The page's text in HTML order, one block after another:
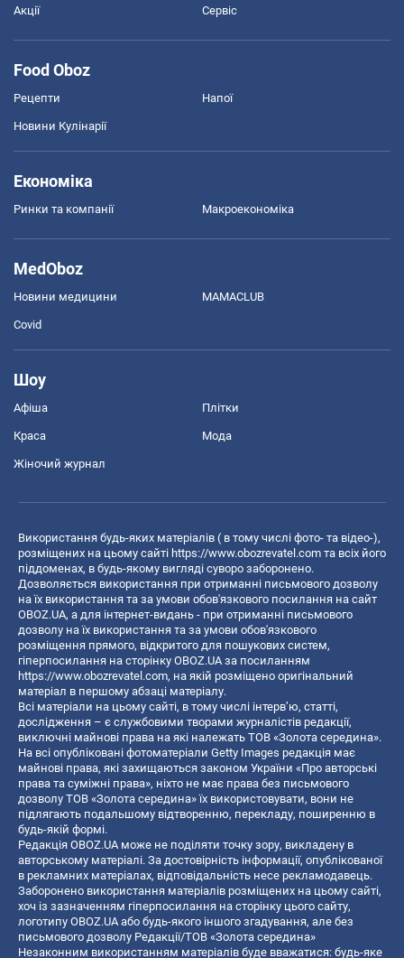
Акції Сервіс
Food Oboz
Рецепти Напої
Новини Кулінарії
Економіка
Ринки та компанії Макроекономіка
MedOboz
Новини медицини MAMACLUB
Covid
Шоу
Афіша Плітки
Краса Мода
Жіночий журнал
Використання будь-яких матеріалів ( в тому числі фото- та відео-),
розміщених на цьому сайті https://www.obozrevatel.com та всіх його
піддоменах, в будь-якому вигляді суворо заборонено.
Дозволяється використання при отриманні письмового дозволу
на їх використання та за умови обов'язкового посилання на сайт
OBOZ.UA, а для інтернет-видань - при отриманні письмового
дозволу на їх використання та за умови обов'язкового
розміщення прямого, відкритого для пошукових систем,
гіперпосилання на сторінку OBOZ.UA за посиланням
https://www.obozrevatel.com, на якій розміщено оригінальний
матеріал в першому абзаці матеріалу.
Всі матеріали на цьому сайті, в тому числі інтерв’ю, статті,
дослідження – є службовими творами журналістів редакції,
виключні майнові права на які належать ТОВ «Золота середина».
На всі опубліковані фотоматеріали Getty Images редакція має
майнові права, які захищаються законом України «Про авторські
права та суміжні права», ніхто не має права без письмового
дозволу ТОВ «Золота середина» їх використовувати, вони не
підлягають подальшому відтворенню, перекладу, поширенню в
будь-якій формі.
Редакція OBOZ.UA може не поділяти точку зору, викладену в
авторському матеріалі. За достовірність інформації, опублікованої
в рекламних матеріалах, відповідальність несе рекламодавець.
Заборонено використання матеріалів розміщених на цьому сайті,
хоч із зазначенням гіперпосилання на сторінку цього сайту,
логотипу OBOZ.UA або будь-якого іншого згадування, але без
письмового дозволу Редакції/ТОВ «Золота середина»
Незаконним використанням матеріалів буде вважатися: будь-яке